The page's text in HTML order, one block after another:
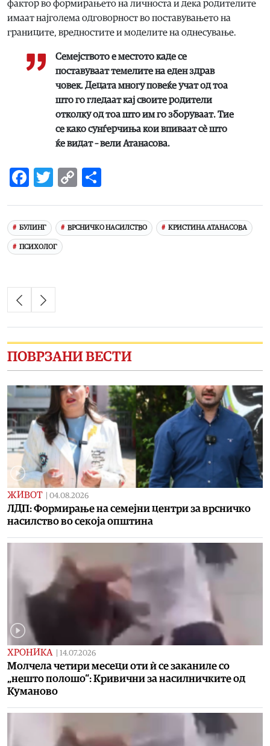
фактор во формирањето на личноста и дека родителите
имаат најголема одговорност во поставувањето на
границите, вредностите и моделите на однесување.
Семејството е местото каде се
поставуваат темелите на еден здрав
човек. Децата многу повеќе учат од тоа
што го гледаат кај своите родители
отколку од тоа што им го зборуваат. Тие
се како сунѓерчиња кои впиваат сè што
ќе видат – вели Атанасова.
Facebook
Twitter
Copy
БУЛИНГ ВРСНИЧКО НАСИЛСТВО КРИСТИНА АТАНАСОВА
ПСИХОЛОГ
ПОВРЗАНИ ВЕСТИ
ЖИВОТ 04.08.2026
ЛДП: Формирање на семејни центри за врсничко
насилство во секоја општина
ХРОНИКА 14.07.2026
Молчела четири месеци оти ѝ се заканиле со
„нешто полошо“: Кривични за насилничките од
Куманово